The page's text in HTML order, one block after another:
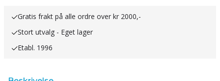
Gratis frakt på alle ordre over kr 2000,-
Stort utvalg - Eget lager
Etabl. 1996